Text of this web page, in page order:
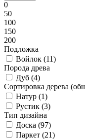
0
50
100
150
200
Подложка
Войлок (11)
Порода древа
Дуб (4)
Сортировка дерева
Натур (1)
Рустик (3)
Тип дизайна
Доска (97)
Паркет (21)